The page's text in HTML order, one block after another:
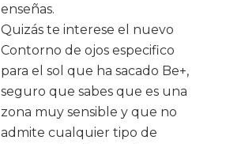
enseñas.
Quizás te interese el nuevo
Contorno de ojos especifico
para el sol que ha sacado Be+,
seguro que sabes que es una
zona muy sensible y que no
admite cualquier tipo de